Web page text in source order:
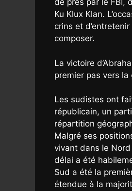
de près par le FBI,
Ku Klux Klan.
crins et
composer.
La victoire
premier pas vers la
Les sudistes ont
républicain, un
répartition
Malgré ses
vivant dans le
délai a été
Sud a été la
étendue à la